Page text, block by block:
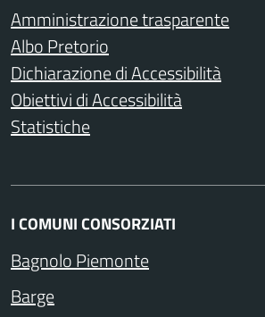
Amministrazione trasparente
Albo Pretorio
Dichiarazione di Accessibilità
Obiettivi di Accessibilità
Statistiche
I COMUNI CONSORZIATI
Bagnolo Piemonte
Barge